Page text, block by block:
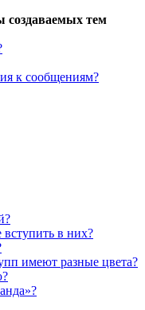
создаваемых тем
к сообщениям?
вступить в них?
имеют разные цвета?